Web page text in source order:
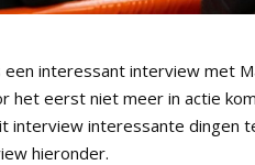
een interessant interview met
het eerst niet meer in actie
interview interessante dingen
hieronder.